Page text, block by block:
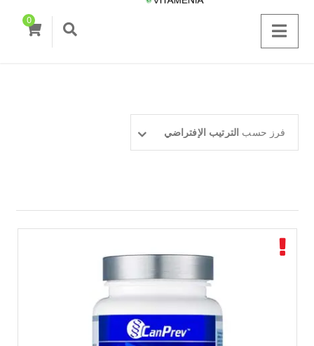
0
فرز حسب الترتيب الإفتراضي